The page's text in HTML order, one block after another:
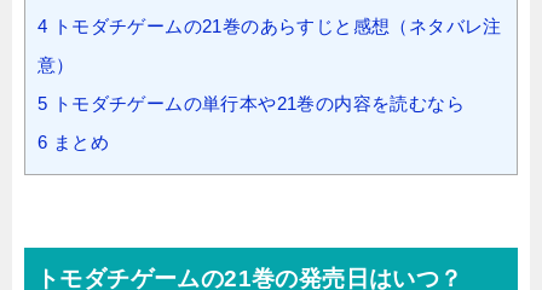
4 トモダチゲームの21巻のあらすじと感想（ネタバレ注
意）
5 トモダチゲームの単行本や21巻の内容を読むなら
6 まとめ
トモダチゲームの21巻の発売日はいつ？